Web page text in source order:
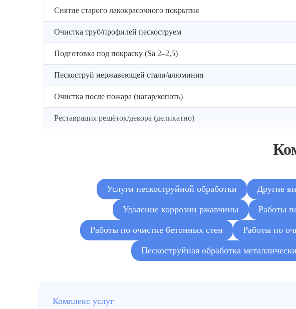
Снятие старого лакокрасочного покрытия
Очистка труб/профилей пескоструем
Подготовка под покраску (Sa 2–2,5)
Пескоструй нержавеющей стали/алюминия
Очистка после пожара (нагар/копоть)
Реставрация решёток/декора (деликатно)
Услуги пескоструйной обработки Другие
Удаление коррозии ржавчины Работы
Работы по очистке бетонных стен Работы по
Пескоструйная обработка
Комплекс услуг